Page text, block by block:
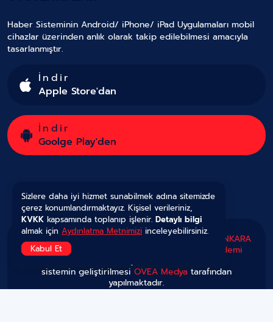
Haber Sisteminin Android/ iPhone/ iPad Uygulamaları mobil
cihazlar üzerinden anlık olarak takip edilebilmesi amacıyla
tasarlanmıştır.
İndir
Apple Store'dan
İndir
Goolge Play'den
Copyright © 2025 Tüm Hakları Saklıdır.
Gazete ANKARA
'nın kurulması ve yönetilmesi görevi
OVEA Akademi
sistemin geliştirilmesi OVEA Medya tarafından
yapılmaktadır.
Sizlere daha iyi hizmet sunabilmek adına sitemizde
çerez konumlandırmaktayız. Kişisel verileriniz,
KVKK kapsamında toplanıp işlenir. Detaylı bilgi
almak için Aydınlatma Metnimizi inceleyebilirsiniz.
Kabul Et